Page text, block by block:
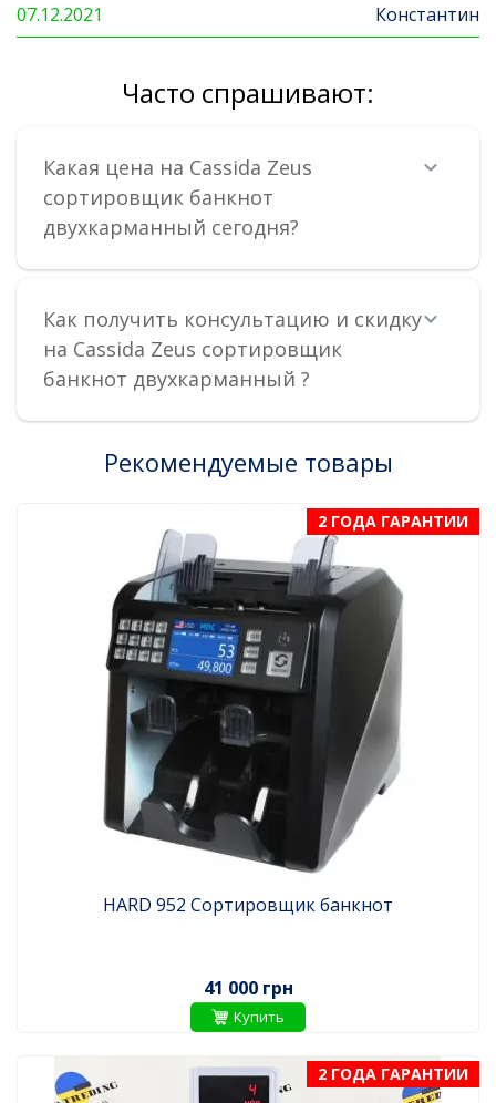
07.12.2021
Константин
Часто спрашивают:
Какая цена на Cassida Zeus
сортировщик банкнот
двухкарманный сегодня?
Как получить консультацию и скидку
на Cassida Zeus сортировщик
банкнот двухкарманный ?
Рекомендуемые товары
2 ГОДА ГАРАНТИИ
HARD 952 Сортировщик банкнот
41 000 грн
Купить
2 ГОДА ГАРАНТИИ